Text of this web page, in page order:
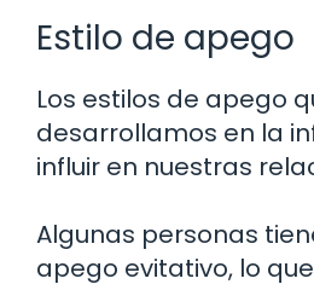
Estilo de apego
Los estilos de apego
desarrollamos en la
influir en nuestras
Algunas personas
apego evitativo, lo